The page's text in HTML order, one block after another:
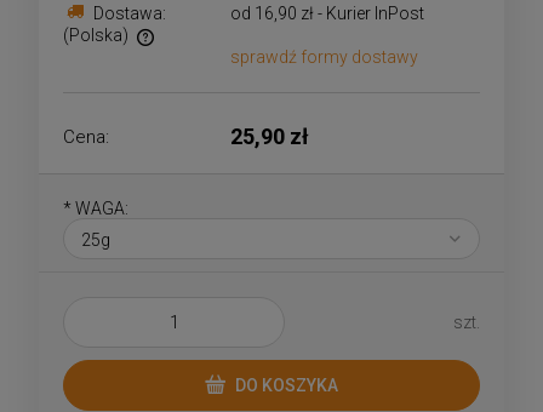
Dostawa:
od 16,90 zł - Kurier InPost
(Polska)
Cena nie zawiera ewentualnych kosztów płatności
sprawdź formy dostawy
Cena: 25,90 zł
* WAGA:
szt.
DO KOSZYKA